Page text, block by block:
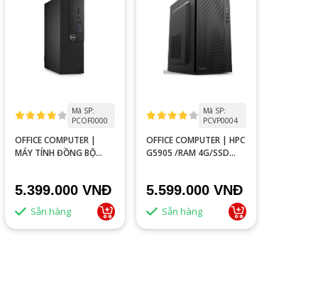
Mã SP:
PCOF0000
OFFICE COMPUTER |
MÁY TÍNH ĐỒNG BỘ
5.399.000 VNĐ
Sẵn hàng
Mã SP:
PCVP0004
OFFICE COMPUTER | HPC
G5905 /RAM 4G/SSD
5.599.000 VNĐ
Sẵn hàng